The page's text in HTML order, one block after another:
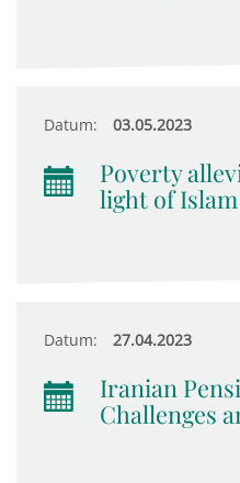
Datum: 03.05.2023
Poverty
light of Islam
Datum: 27.04.2023
Iranian
Challenges